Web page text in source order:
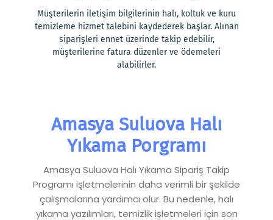
Müşterilerin iletişim bilgilerinin halı, koltuk ve kuru
temizleme hizmet talebini kaydederek başlar. Alınan
siparişleri ennet üzerinde takip edebilir,
müşterilerine fatura düzenler ve ödemeleri
alabilirler.
Amasya Suluova Halı
Yıkama Porgramı
Amasya Suluova Halı Yıkama Sipariş Takip
Programı işletmelerinin daha verimli bir şekilde
çalışmalarına yardımcı olur. Bu nedenle, halı
yıkama yazılımları, temizlik işletmeleri için son